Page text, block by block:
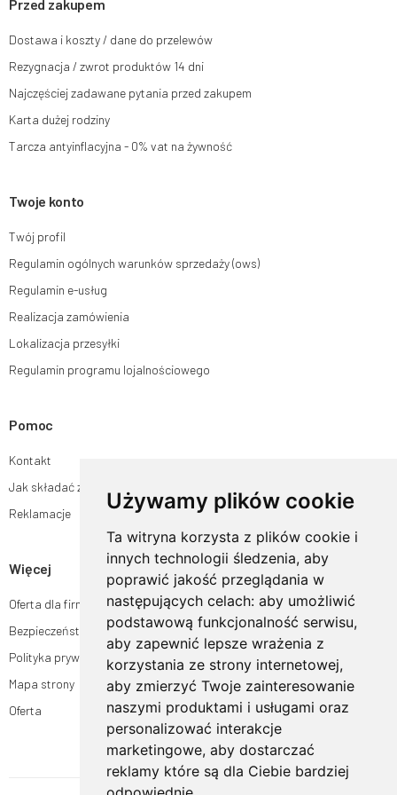
Używamy plików cookie
Ta witryna korzysta z plików cookie i
innych technologii śledzenia, aby
poprawić jakość przeglądania w
następujących celach: aby umożliwić
podstawową funkcjonalność serwisu,
aby zapewnić lepsze wrażenia z
korzystania ze strony internetowej,
aby zmierzyć Twoje zainteresowanie
naszymi produktami i usługami oraz
personalizować interakcje
marketingowe, aby dostarczać
reklamy które są dla Ciebie bardziej
dokonano na podstawie zgody przed jej cofnięciem. W tym celu możesz
e-mail lub pisemnie na adres siedziby.
Więcej informacji:www.mouton.pl/ODO
Przed zakupem
Dostawa i koszty / dane do przelewów
Rezygnacja / zwrot produktów 14 dni
Najczęściej zadawane pytania przed zakupem
Karta dużej rodziny
Tarcza antyinflacyjna - 0% vat na żywność
Twoje konto
Twój profil
Regulamin ogólnych warunków sprzedaży (ows)
Regulamin e-usług
Realizacja zamówienia
Lokalizacja przesyłki
Regulamin programu lojalnościowego
Pomoc
Kontakt
Jak składać zamówienia w sklepie ogrodyhildegardy.pl?
Reklamacje
Więcej
Oferta dla firm
Bezpieczeństwo płatności
Polityka prywatności
Mapa strony
Oferta